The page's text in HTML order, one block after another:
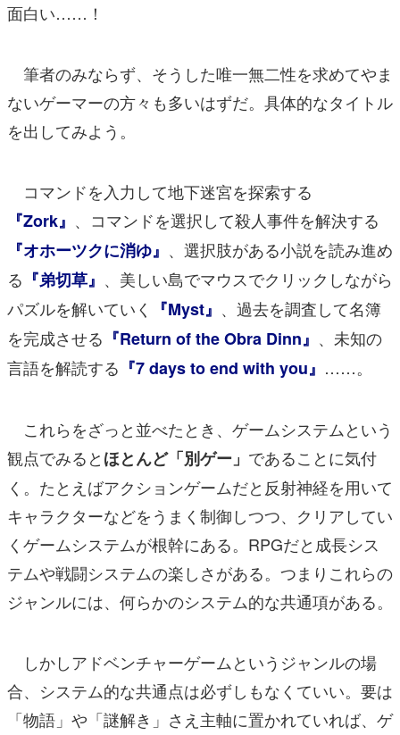
面白い……！
筆者のみならず、そうした唯一無二性を求めてやま
ないゲーマーの方々も多いはずだ。具体的なタイトル
を出してみよう。
コマンドを入力して地下迷宮を探索する
『Zork』 、コマンドを選択して殺人事件を解決する
『オホーツクに消ゆ』 、選択肢がある小説を読み進め
る 『弟切草』 、美しい島でマウスでクリックしながら
パズルを解いていく
『Myst』 、過去を調査して名簿
を完成させる 『Return of the Obra Dinn』 、未知の
言語を解読する 『7 days to end with you』 ……。
これらをざっと並べたとき、ゲームシステムという
観点でみるとほとんど「別ゲー」 であることに気付
く。たとえばアクションゲームだと反射神経を用いて
キャラクターなどをうまく制御しつつ、クリアしてい
くゲームシステムが根幹にある。RPGだと成長シス
テムや戦闘システムの楽しさがある。つまりこれらの
ジャンルには、何らかのシステム的な共通項がある。
しかしアドベンチャーゲームというジャンルの場
合、システム的な共通点は必ずしもなくていい。要は
「物語」や「謎解き」さえ主軸に置かれていれば、ゲ